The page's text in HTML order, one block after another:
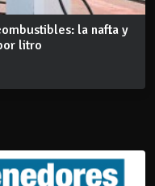
la nafta y
litro